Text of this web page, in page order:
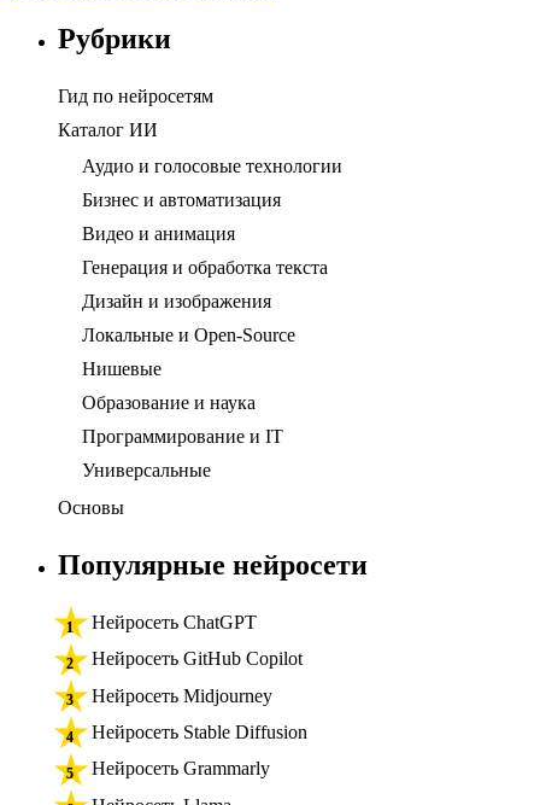
Рубрики
Гид по нейросетям
Каталог ИИ
Аудио и голосовые технологии
Бизнес и автоматизация
Видео и анимация
Генерация и обработка текста
Дизайн и изображения
Локальные и Open-Source
Нишевые
Образование и наука
Программирование и IT
Универсальные
Основы
Популярные нейросети
Нейросеть ChatGPT
Нейросеть GitHub Copilot
Нейросеть Midjourney
Нейросеть Stable Diffusion
Нейросеть Grammarly